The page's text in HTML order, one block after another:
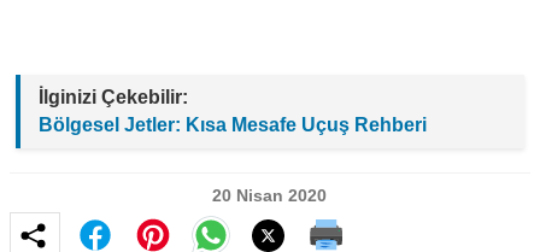
İlginizi Çekebilir:
Bölgesel Jetler: Kısa Mesafe Uçuş Rehberi
20 Nisan 2020